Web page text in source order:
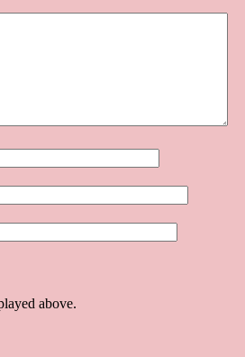
above.